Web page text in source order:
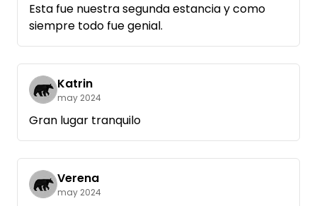
en condiciones razonables y limpio.
Esta fue nuestra segunda estancia y como
siempre todo fue genial.
Katrin
may 2024
Gran lugar tranquilo
Verena
may 2024